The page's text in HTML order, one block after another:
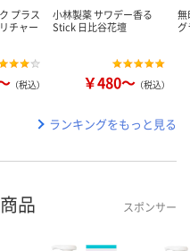
プラス
チャー
（税込）
小林製薬 サワデー香る
Stick 日比谷花壇
￥480～ （税込）
無
ランキングをもっと見る
品 スポンサー